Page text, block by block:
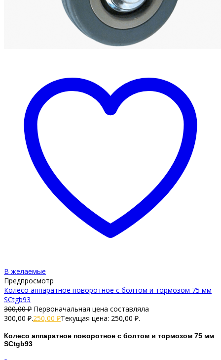
В желаемые
Предпросмотр
Колесо аппаратное поворотное с болтом и тормозом 75 мм
SCtgb93
300,00₽ Первоначальная цена составляла
300,00 ₽.250,00 ₽Текущая цена: 250,00 ₽.
Колесо аппаратное поворотное с болтом и тормозом 75 мм
SCtgb93